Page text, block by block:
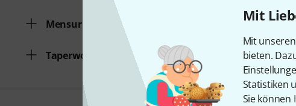
Mit
Mit
bieten.
Statistiken
Sie können
Mensur
Taperwound